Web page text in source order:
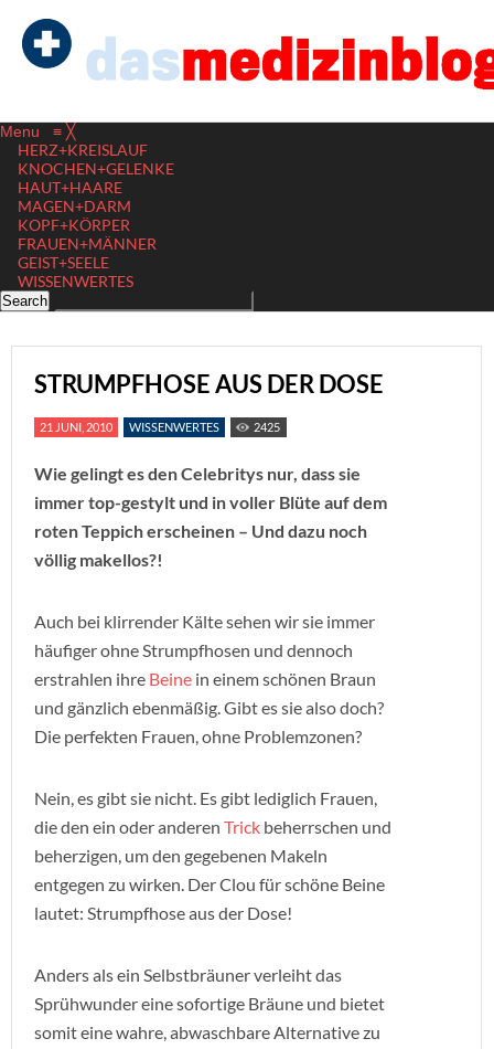
Menu ≡ ╳
HERZ+KREISLAUF
KNOCHEN+GELENKE
HAUT+HAARE
MAGEN+DARM
KOPF+KÖRPER
FRAUEN+MÄNNER
GEIST+SEELE
WISSENWERTES
STRUMPFHOSE AUS DER DOSE
21 JUNI, 2010 WISSENWERTES 2425
Wie gelingt es den Celebritys nur, dass sie
immer top-gestylt und in voller Blüte auf dem
roten Teppich erscheinen – Und dazu noch
völlig makellos?!
Auch bei klirrender Kälte sehen wir sie immer
häufiger ohne Strumpfhosen und dennoch
erstrahlen ihre Beine in einem schönen Braun
und gänzlich ebenmäßig. Gibt es sie also doch?
Die perfekten Frauen, ohne Problemzonen?
Nein, es gibt sie nicht. Es gibt lediglich Frauen,
die den ein oder anderen Trick beherrschen und
beherzigen, um den gegebenen Makeln
entgegen zu wirken. Der Clou für schöne Beine
lautet: Strumpfhose aus der Dose!
Anders als ein Selbstbräuner verleiht das
Sprühwunder eine sofortige Bräune und bietet
somit eine wahre, abwaschbare Alternative zu